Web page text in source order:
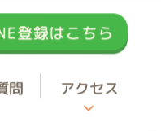
問 アクセス